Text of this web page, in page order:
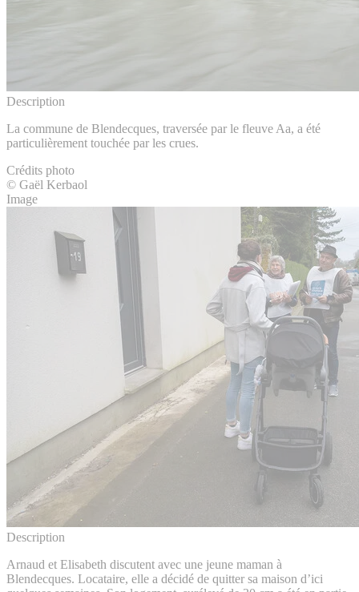
Description
La commune de Blendecques, traversée par le fleuve Aa, a été
particulièrement touchée par les crues.
Crédits photo
© Gaël Kerbaol
Image
Description
Arnaud et Elisabeth discutent avec une jeune maman à
Blendecques. Locataire, elle a décidé de quitter sa maison d’ici